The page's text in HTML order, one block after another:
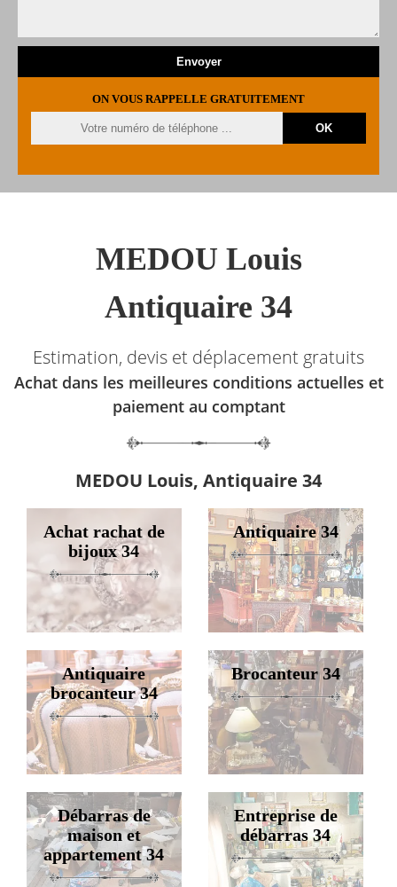
ON VOUS RAPPELLE GRATUITEMENT
MEDOU Louis
Antiquaire 34
Estimation, devis et déplacement gratuits
Achat dans les meilleures conditions actuelles et
paiement au comptant
MEDOU Louis, Antiquaire 34
Achat rachat de
bijoux 34
Antiquaire 34
Antiquaire
brocanteur 34
Brocanteur 34
Débarras de
maison et
appartement 34
Entreprise de
débarras 34